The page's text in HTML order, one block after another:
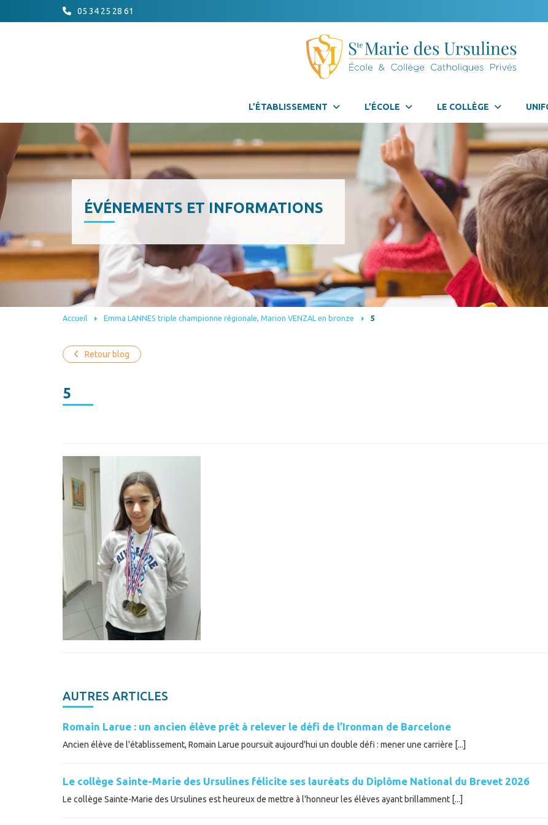
05 34 25 28 61
L’ÉTABLISSEMENT L’ÉCOLE LE COLLÈGE
ÉVÉNEMENTS ET INFORMATIONS
Accueil Emma LANNES triple championne régionale, Marion VENZAL en bronze 5
Retour blog
5
AUTRES ARTICLES
Romain Larue : un ancien élève prêt à relever le défi de l’Ironman de Barcelone
Ancien élève de l'établissement, Romain Larue poursuit aujourd'hui un double défi : mener une carrière [...]
Le collège Sainte-Marie des Ursulines félicite ses lauréats du Diplôme National du Brevet 2026
Le collège Sainte-Marie des Ursulines est heureux de mettre à l'honneur les élèves ayant brillamment [...]